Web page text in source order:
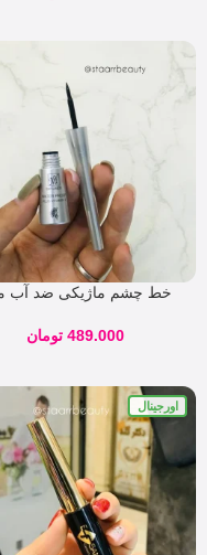
خط چشم ماژیکی ضد آب
489.000 تومان
اورجینال